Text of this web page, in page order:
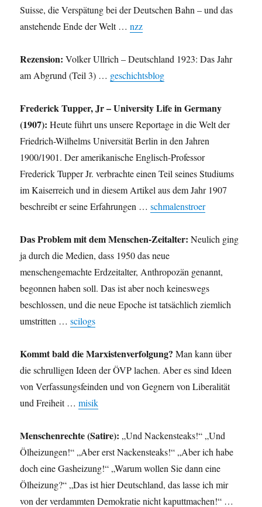
Suisse, die Verspätung bei der Deutschen Bahn – und das
anstehende Ende der Welt …nzz
Rezension: Volker Ullrich – Deutschland 1923: Das Jahr
am Abgrund (Teil 3) … geschichtsblog
Frederick Tupper, Jr – University Life in Germany
(1907): Heute führt uns unsere Reportage in die Welt der
Friedrich-Wilhelms Universität Berlin in den Jahren
1900/1901. Der amerikanische Englisch-Professor
Frederick Tupper Jr. verbrachte einen Teil seines Studiums
im Kaiserreich und in diesem Artikel aus dem Jahr 1907
beschreibt er seine Erfahrungen …schmalenstroer
Das Problem mit dem Menschen-Zeitalter: Neulich ging
ja durch die Medien, dass 1950 das neue
menschengemachte Erdzeitalter, Anthropozän genannt,
begonnen haben soll. Das ist aber noch keineswegs
beschlossen, und die neue Epoche ist tatsächlich ziemlich
umstritten …scilogs
Kommt bald die Marxistenverfolgung? Man kann über
die schrulligen Ideen der ÖVP lachen. Aber es sind Ideen
von Verfassungsfeinden und von Gegnern von Liberalität
und Freiheit …misik
Menschenrechte (Satire): „Und Nackensteaks!“ „Und
Ölheizungen!“ „Aber erst Nackensteaks!“ „Aber ich habe
doch eine Gasheizung!“ „Warum wollen Sie dann eine
Ölheizung?“ „Das ist hier Deutschland, das lasse ich mir
von der verdammten Demokratie nicht kaputtmachen!“ …